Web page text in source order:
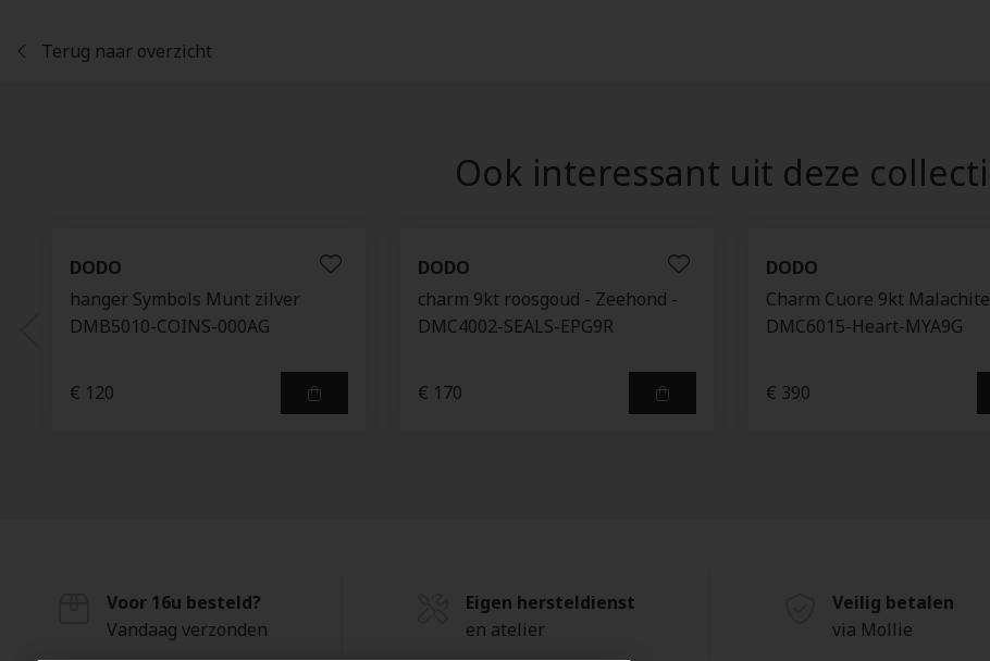
Terug naar overzicht
Ook interessant uit deze
DODO
hanger Symbols Munt zilver
DMB5010-COINS-000AG
€ 120
DODO
charm 9kt roosgoud - Zeehond -
DMC4002-SEALS-EPG9R
€ 170
DODO
Charm Cuore 9kt
DMC6015-Heart-MYA9G
€ 390
Voor 16u besteld?
Vandaag verzonden
Eigen hersteldienst
en atelier
Veilig betalen
via Mollie